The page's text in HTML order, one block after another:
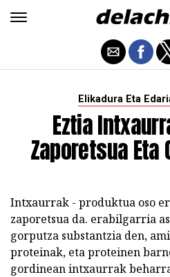
Elikadura Eta
Eztia
Zaporetsua Eta
Intxaurrak - produktua oso
zaporetsua da. erabilgarria
gorputza substantzia den,
proteinak, eta proteinen
gordinean intxaurrak